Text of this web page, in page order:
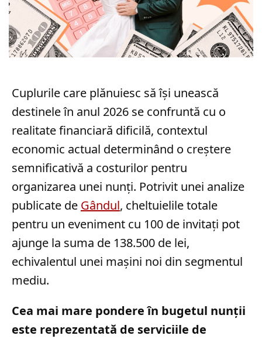
Cuplurile care plănuiesc să își unească
destinele în anul 2026 se confruntă cu o
realitate financiară dificilă, contextul
economic actual determinând o creștere
semnificativă a costurilor pentru
organizarea unei nunți. Potrivit unei analize
publicate de Gândul, cheltuielile totale
pentru un eveniment cu 100 de invitați pot
ajunge la suma de 138.500 de lei,
echivalentul unei mașini noi din segmentul
mediu.
Cea mai mare pondere în bugetul nunții
este reprezentată de serviciile de